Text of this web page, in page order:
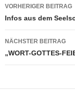
VORHERIGER BEITRAG
Infos aus dem
NÄCHSTER BEITRAG
„WORT-GOTTES-